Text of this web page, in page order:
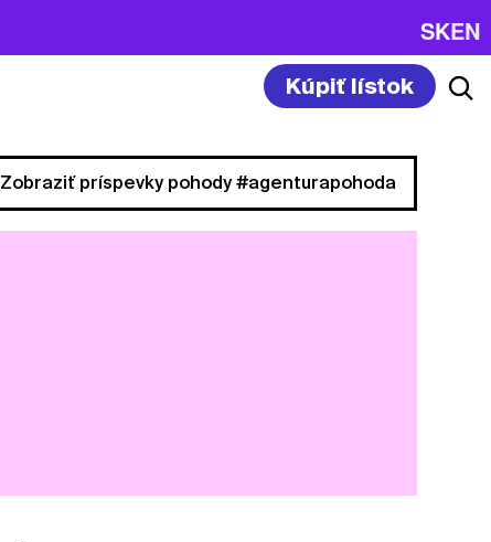
SKEN
Kúpiť lístok
Zobraziť príspevky pohody #agenturapohoda